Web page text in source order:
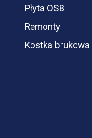
Płyta OSB
Remonty
Kostka brukowa